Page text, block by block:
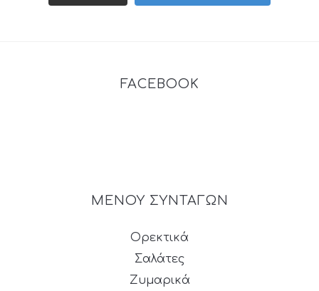
FACEBOOK
ΜΕΝΟΥ ΣΥΝΤΑΓΩΝ
Ορεκτικά
Σαλάτες
Ζυμαρικά